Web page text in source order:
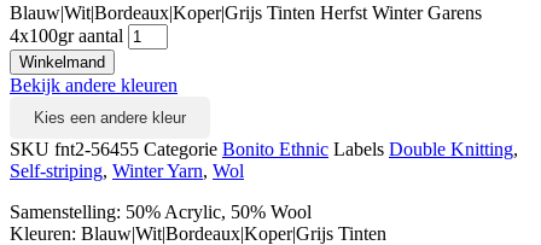
Blauw|Wit|Bordeaux|Koper|Grijs Tinten Herfst Winter Garens
4x100gr aantal
Winkelmand
Bekijk andere kleuren
Kies een andere kleur
SKU fnt2-56455 Categorie Bonito Ethnic Labels Double Knitting,
Self-striping, Winter Yarn, Wol
Samenstelling: 50% Acrylic, 50% Wool
Kleuren: Blauw|Wit|Bordeaux|Koper|Grijs Tinten